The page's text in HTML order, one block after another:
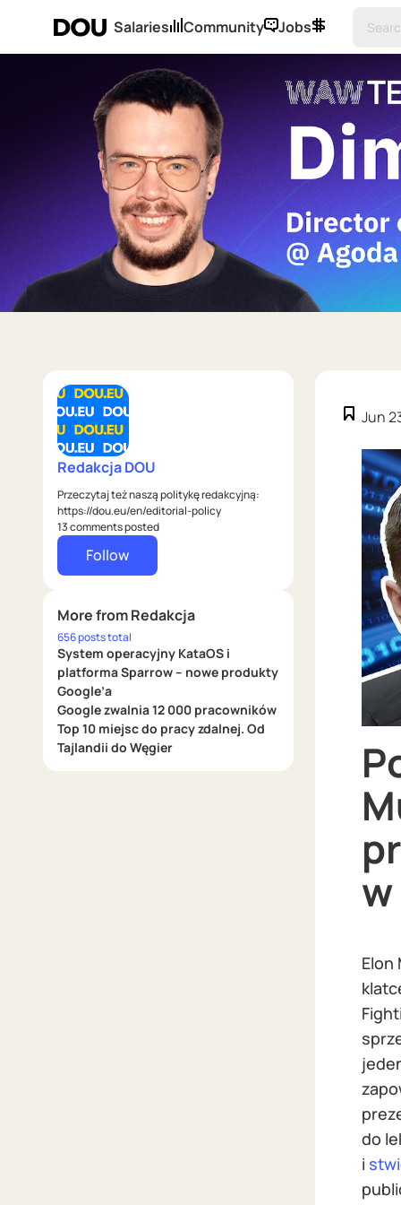
Salaries Community Jobs
Redakcja DOU
Przeczytaj też naszą politykę redakcyjną:
https://dou.eu/en/editorial-policy
13 comments posted
Follow
More from Redakcja
656 posts total
System operacyjny KataOS i
platforma Sparrow – nowe produkty
Google’a
Google zwalnia 12 000 pracowników
Top 10 miejsc do pracy zdalnej. Od
Tajlandii do Węgier
Jun
Elon
do
i